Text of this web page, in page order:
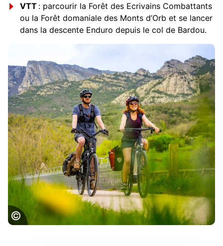
VTT : parcourir la Forêt des Ecrivains Combattants
ou la Forêt domaniale des Monts d’Orb et se lancer
dans la descente Enduro depuis le col de Bardou.